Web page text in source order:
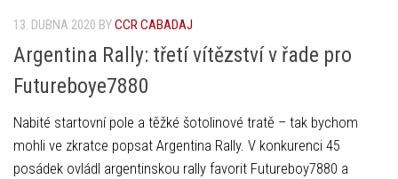
13. DUBNA 2020 BYCCR CABADAJ
Argentina Rally: třetí vítězství v řade pro
Futureboye7880
Nabité startovní pole a těžké šotolinové tratě – tak bychom
mohli ve zkratce popsat Argentina Rally. V konkurenci 45
posádek ovládl argentinskou rally favorit Futureboy7880 a